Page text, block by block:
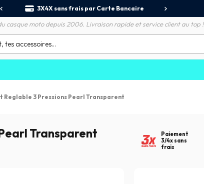
3X4X sans frais par Carte Bancaire
casque moto depuis 2006. Livraison rapide et service client au top !
Reglable 3 Pressions Pearl Transparent
Transparent
Paiement
3/4x sans
frais